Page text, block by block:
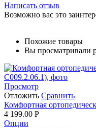
Написать отзыв
Возможно вас это
Похожие товары
Вы просматривали
Просмотр
Отложить Сравнить
Комфортная
4 199.00 Р
Опции